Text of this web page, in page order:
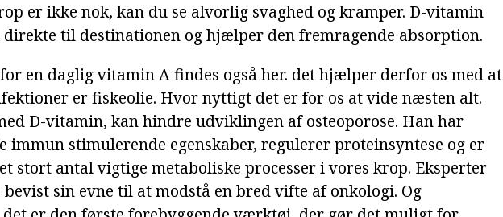
er ikke nok, kan du se alvorlig svaghed og kramper. D-vitamin
til destinationen og hjælper den fremragende absorption.
en daglig vitamin A findes også her. det hjælper derfor os med at
er fiskeolie. Hvor nyttigt det er for os at vide næsten alt.
D-vitamin, kan hindre udviklingen af osteoporose. Han har
immun stimulerende egenskaber, regulerer proteinsyntese og er
stort antal vigtige metaboliske processer i vores krop. Eksperter
sin evne til at modstå en bred vifte af onkologi. Og